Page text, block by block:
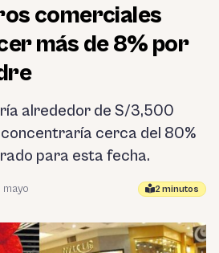
comerciales
más de 8% por
alrededor de S/3,500
concentraría cerca del 80%
para esta fecha.
mayo 2 minutos